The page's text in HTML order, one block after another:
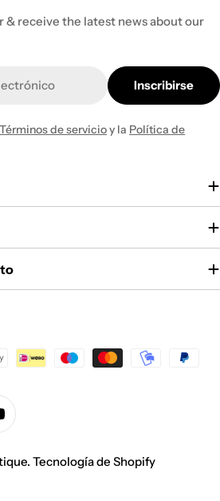
& receive the latest news about our
Inscribirse
Términos de servicioy la Política de
. Tecnología de Shopify